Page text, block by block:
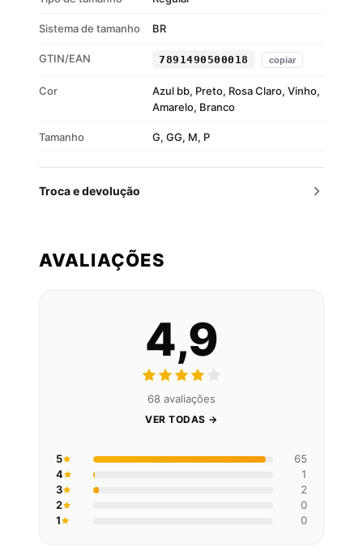
Sistema de tamanho BR
GTIN/EAN 7891490500018 copiar
Cor
Azul bb, Preto, Rosa Claro, Vinho,
Amarelo, Branco
Tamanho G, GG, M, P
Troca e devolução
AVALIAÇÕES
4,9
68 avaliações
VER TODAS →
5
65
4
1
3
2
2
0
1
0